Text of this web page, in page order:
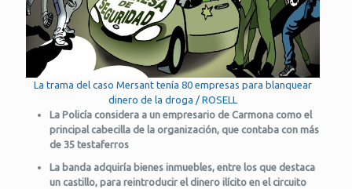
La trama del caso Mersant tenía 80 empresas para blanquear
dinero de la droga / ROSELL
La Policía considera a un empresario de Carmona como el
principal cabecilla de la organización, que contaba con más
de 35 testaferros
La banda adquiría bienes inmuebles, entre los que destaca
un castillo, para reintroducir el dinero ilícito en el circuito